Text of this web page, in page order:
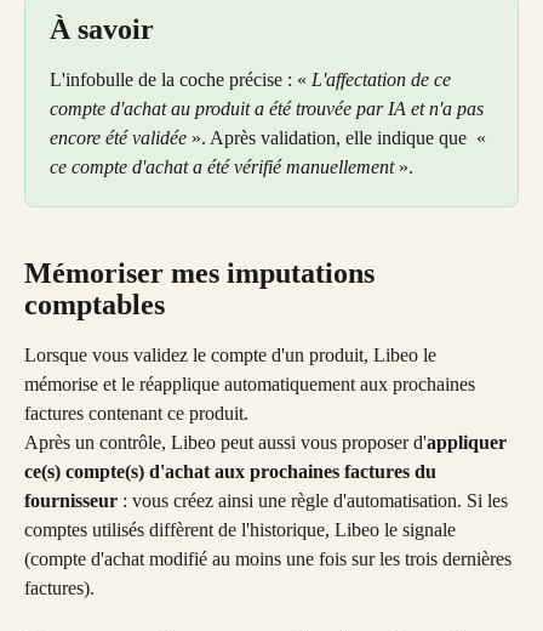
À savoir
L'infobulle de la coche précise : « L'affectation de ce
compte d'achat au produit a été trouvée par IA et n'a pas
encore été validée ». Après validation, elle indique que  «
ce compte d'achat a été vérifié manuellement ».
Mémoriser mes imputations
comptables
Lorsque vous validez le compte d'un produit, Libeo le
mémorise et le réapplique automatiquement aux prochaines
factures contenant ce produit.
Après un contrôle, Libeo peut aussi vous proposer d'appliquer
ce(s) compte(s) d'achat aux prochaines factures du
fournisseur : vous créez ainsi une règle d'automatisation. Si les
comptes utilisés diffèrent de l'historique, Libeo le signale
(compte d'achat modifié au moins une fois sur les trois dernières
factures).